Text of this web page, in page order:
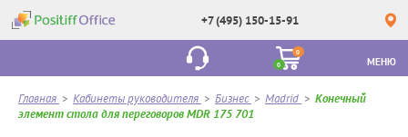
+7 (495) 150-15-91
0
0
МЕНЮ
Главная > Кабинеты руководителя > Бизнес > Madrid > Конечный
элемент стола для переговоров MDR 175 701